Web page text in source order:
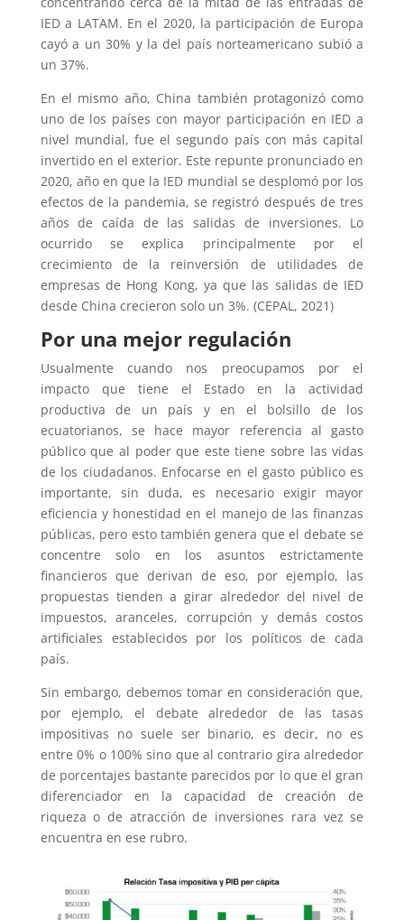
IED a LATAM. En el 2020, la participación de Europa
cayó a un 30% y la del país norteamericano subió a
un 37%.
En el mismo año, China también protagonizó como
uno de los países con mayor participación en IED a
nivel mundial, fue el segundo país con más capital
invertido en el exterior. Este repunte pronunciado en
2020, año en que la IED mundial se desplomó por los
efectos de la pandemia, se registró después de tres
años de caída de las salidas de inversiones. Lo
ocurrido se explica principalmente por el
crecimiento de la reinversión de utilidades de
empresas de Hong Kong, ya que las salidas de IED
desde China crecieron solo un 3%. (CEPAL, 2021)
Por una mejor regulación
Usualmente cuando nos preocupamos por el
impacto que tiene el Estado en la actividad
productiva de un país y en el bolsillo de los
ecuatorianos, se hace mayor referencia al gasto
público que al poder que este tiene sobre las vidas
de los ciudadanos. Enfocarse en el gasto público es
importante, sin duda, es necesario exigir mayor
eficiencia y honestidad en el manejo de las finanzas
públicas, pero esto también genera que el debate se
concentre solo en los asuntos estrictamente
financieros que derivan de eso, por ejemplo, las
propuestas tienden a girar alrededor del nivel de
impuestos, aranceles, corrupción y demás costos
artificiales establecidos por los políticos de cada
país.
Sin embargo, debemos tomar en consideración que,
por ejemplo, el debate alrededor de las tasas
impositivas no suele ser binario, es decir, no es
entre 0% o 100% sino que al contrario gira alrededor
de porcentajes bastante parecidos por lo que el gran
diferenciador en la capacidad de creación de
riqueza o de atracción de inversiones rara vez se
encuentra en ese rubro.